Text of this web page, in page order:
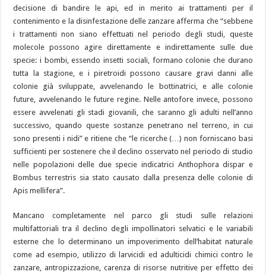
decisione di bandire le api, ed in merito ai trattamenti per il
contenimento e la disinfestazione delle zanzare afferma che “sebbene
i trattamenti non siano effettuati nel periodo degli studi, queste
molecole possono agire direttamente e indirettamente sulle due
specie: i bombi, essendo insetti sociali, formano colonie che durano
tutta la stagione, e i piretroidi possono causare gravi danni alle
colonie già sviluppate, avvelenando le bottinatrici, e alle colonie
future, avvelenando le future regine. Nelle antofore invece, possono
essere avvelenati gli stadi giovanili, che saranno gli adulti nell’anno
successivo, quando queste sostanze penetrano nel terreno, in cui
sono presenti i nidi” e ritiene che “le ricerche (…) non forniscano basi
sufficienti per sostenere che il declino osservato nel periodo di studio
nelle popolazioni delle due specie indicatrici Anthophora dispar e
Bombus terrestris sia stato causato dalla presenza delle colonie di
Apis mellifera”.
Mancano completamente nel parco gli studi sulle relazioni
multifattoriali tra il declino degli impollinatori selvatici e le variabili
esterne che lo determinano un impoverimento dell’habitat naturale
come ad esempio, utilizzo di larvicidi ed adulticidi chimici contro le
zanzare, antropizzazione, carenza di risorse nutritive per effetto dei